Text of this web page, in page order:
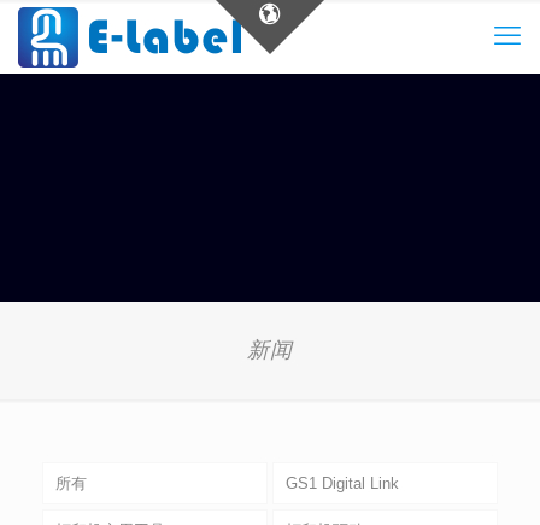
新闻
所有 GS1 Digital Link